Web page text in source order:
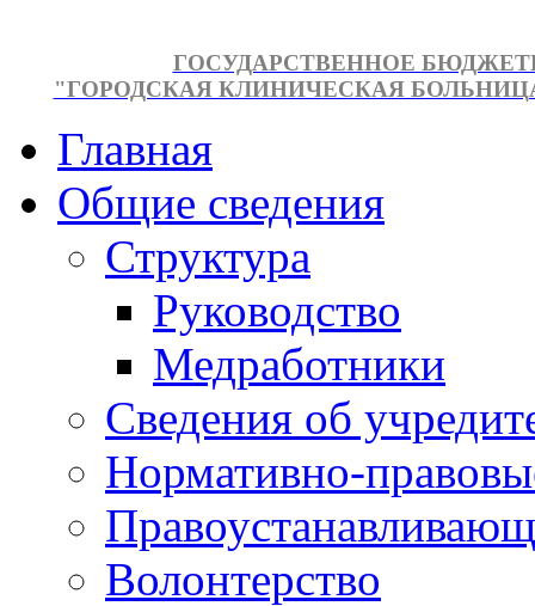
ГОСУДАРСТВЕННОЕ
"ГОРОДСКАЯ КЛИНИЧЕСКАЯ
Главная
Общие сведения
Структура
Руководство
Медработники
Сведения об
Нормативно-
Волонтерство